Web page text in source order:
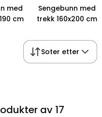
med
cm
Sengebunn med
trekk 160x200 cm
Soter etter
av 17